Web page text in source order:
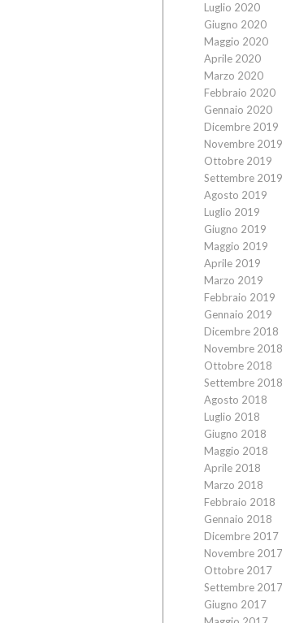
Luglio 2020
Giugno 2020
Maggio 2020
Aprile 2020
Marzo 2020
Febbraio 2020
Gennaio 2020
Dicembre 2019
Novembre 2019
Ottobre 2019
Settembre 2019
Agosto 2019
Luglio 2019
Giugno 2019
Maggio 2019
Aprile 2019
Marzo 2019
Febbraio 2019
Gennaio 2019
Dicembre 2018
Novembre 2018
Ottobre 2018
Settembre 2018
Agosto 2018
Luglio 2018
Giugno 2018
Maggio 2018
Aprile 2018
Marzo 2018
Febbraio 2018
Gennaio 2018
Dicembre 2017
Novembre 2017
Ottobre 2017
Settembre 2017
Giugno 2017